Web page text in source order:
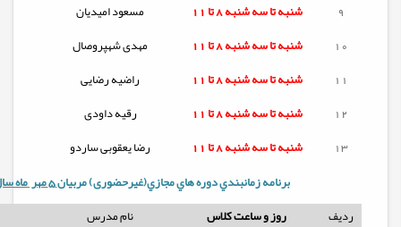
9
شنبه تاسه شنبه8 تا 11
مسعود امیدیان
10
شنبه تاسه شنبه8 تا 11
مهدی شهپروصال
11
شنبه تاسه شنبه8 تا 11
راضیه رضایی
12
شنبه تاسه شنبه8 تا 11
رقیه داودی
13
شنبه تاسه شنبه8 تا 11
رضا یعقوبی ساردو
برنامه زمانبندي دوره هاي مجازي(غیرحضوری) مربيان5 مهر ماه سال 1404
ردیف
روز و ساعت کلاس
نام مدرس